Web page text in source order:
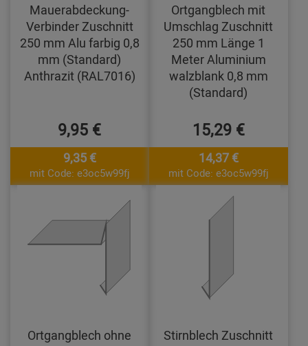
Mauerabdeckung-
Verbinder Zuschnitt
250 mm Alu farbig 0,8
mm (Standard)
Anthrazit (RAL7016)
9,95 €
9,35 €
mit Code: e3oc5w99fj
Ortgangblech mit
Umschlag Zuschnitt
250 mm Länge 1
Meter Aluminium
walzblank 0,8 mm
(Standard)
15,29 €
14,37 €
mit Code: e3oc5w99fj
Ortgangblech ohne
Stirnblech Zuschnitt